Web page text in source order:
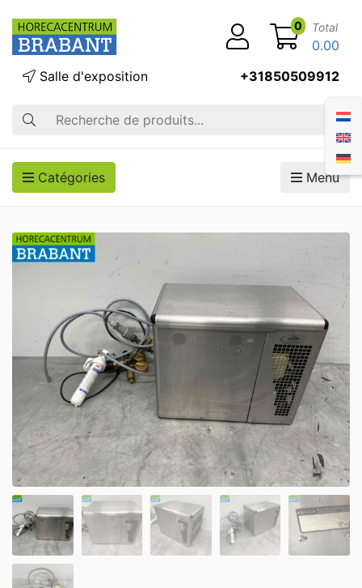
Recherche
Salle d'exposition +31850509912
0 Total
0.00
Catégories Menu